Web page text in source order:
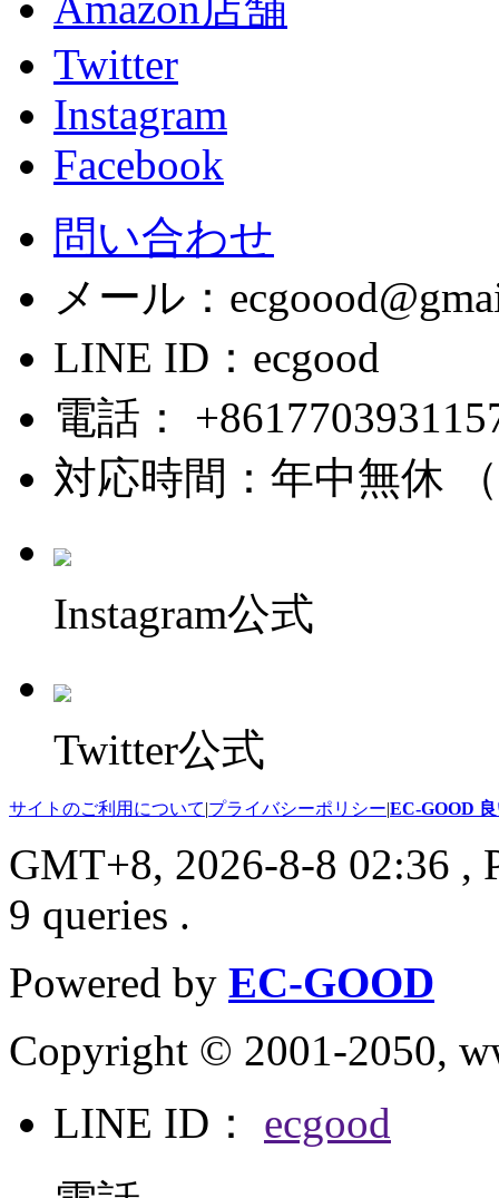
Twitter
Instagram
Facebook
問い合わせ
メール：
LINE ID：ecgood
電話：
対応時間：年中無休
Instagram公式
Twitter公式
サイトのご利用について|プライバシーポリシー|EC-GOOD
GMT+8, 2026-8-8 02:36 ,
9 queries .
Powered by EC-GOOD
Copyright © 2001-2050,
LINE ID： ecgood